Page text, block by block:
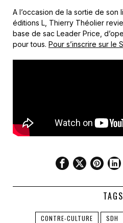
A l’occasion de la sortie de son
éditions L, Thierry Théolier
base de sac Leader Price,
pour tous. Pour s’inscrire sur le
CONTRE-CULTURE SDH